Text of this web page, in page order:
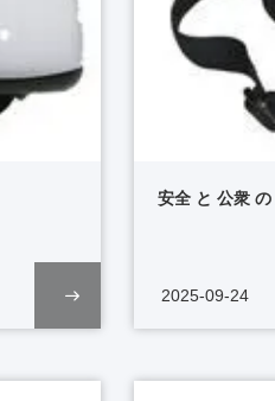
安全 と 公衆
2025-09-24